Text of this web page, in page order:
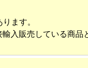
ます。
入販売している商品